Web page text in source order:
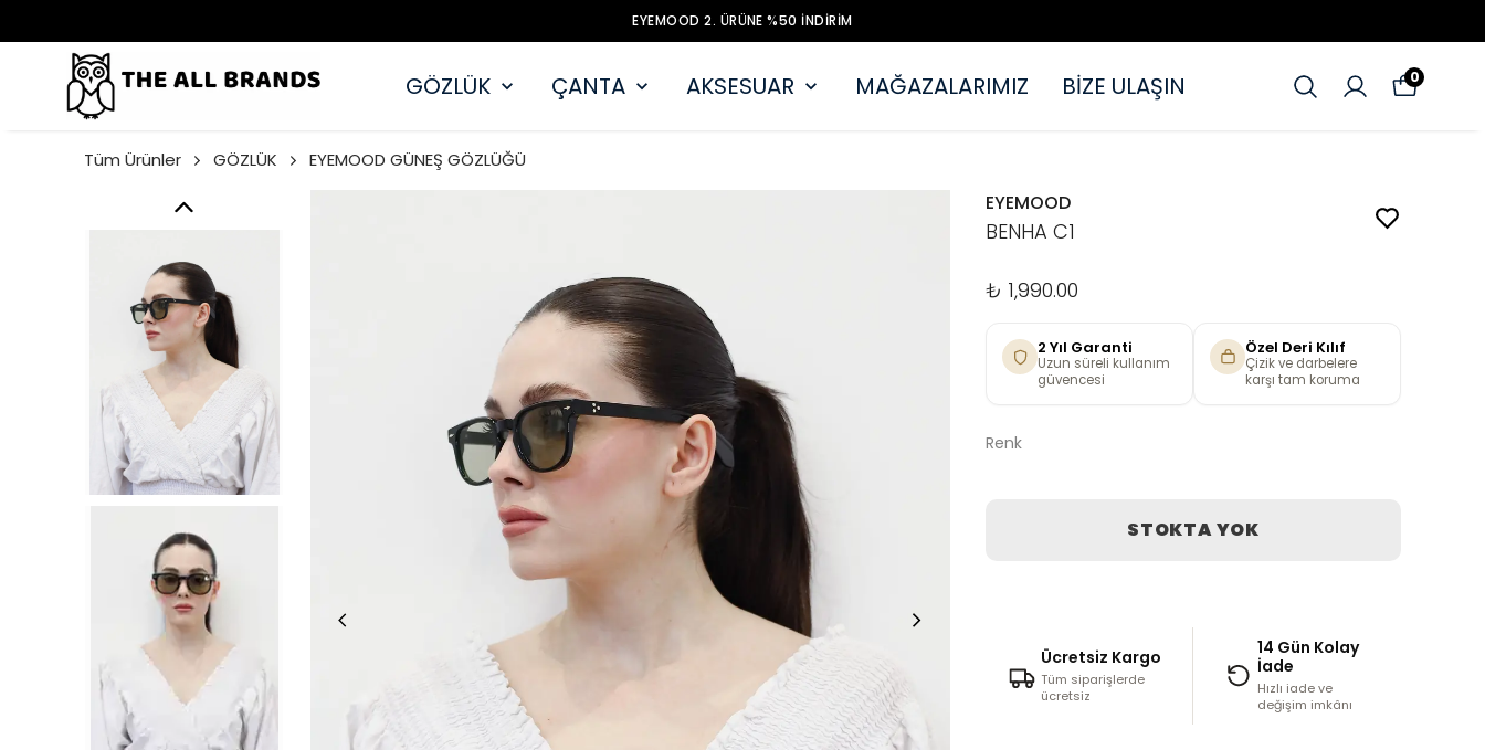
EYEMOOD 2. ÜRÜNE %50 İNDİRİM
GÖZLÜK ÇANTA AKSESUAR MAĞAZALARIMIZ BİZE ULAŞIN 0
Tüm Ürünler GÖZLÜK EYEMOOD GÜNEŞ GÖZLÜĞÜ
EYEMOOD
BENHA C1
₺ 1,990.00
2 Yıl Garanti
Uzun süreli kullanım
güvencesi
Özel Deri Kılıf
Çizik ve darbelere
karşı tam koruma
Renk
STOKTA YOK
Ücretsiz Kargo
Tüm siparişlerde
ücretsiz
14 Gün Kolay
İade
Hızlı iade ve
değişim imkânı